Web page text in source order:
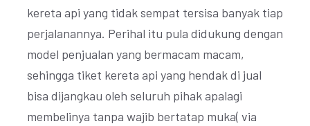
kereta api yang tidak sempat tersisa banyak tiap
perjalanannya. Perihal itu pula didukung dengan
model penjualan yang bermacam macam,
sehingga tiket kereta api yang hendak di jual
bisa dijangkau oleh seluruh pihak apalagi
membelinya tanpa wajib bertatap muka( via